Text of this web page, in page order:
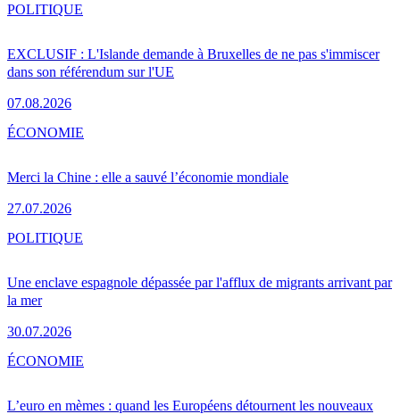
EXCLUSIF : L'Islande demande à Bruxelles de ne pas s'immiscer
dans son référendum sur l'UE
07.08.2026
POLITIQUE
Merci la Chine : elle a sauvé l’économie mondiale
27.07.2026
ÉCONOMIE
Une enclave espagnole dépassée par l'afflux de migrants arrivant par
la mer
30.07.2026
POLITIQUE
L’euro en mèmes : quand les Européens détournent les nouveaux
ÉCONOMIE